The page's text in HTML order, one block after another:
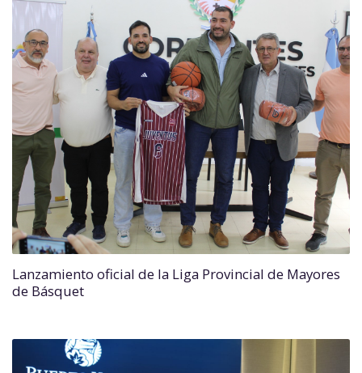
Lanzamiento oficial de la Liga Provincial de Mayores
de Básquet